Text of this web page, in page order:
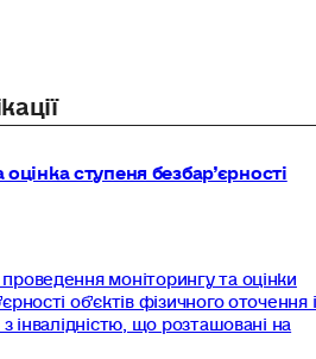
ступеня безбар’єрності
моніторингу та оцінки
об’єктів фізичного оточення і
інвалідністю, що розташовані на